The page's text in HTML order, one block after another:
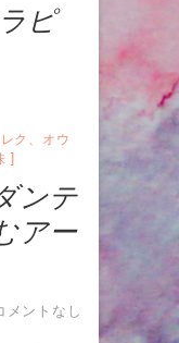
ピ
ク
オウ
ンテ
アー
メントなし